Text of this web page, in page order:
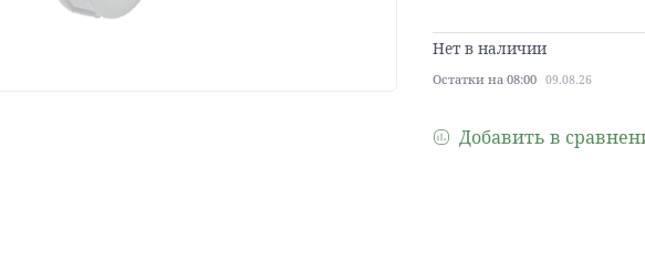
Нет в наличии
Остатки на 08:00 09.08.26
Добавить в